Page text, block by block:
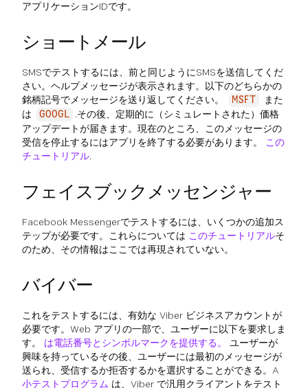
アプリケーションIDです。
ショートメール
SMSでテストするには、前と同じようにSMSを送信してくだ
さい。ヘルプメッセージが表示されます。以下のどちらかの
銘柄記号でメッセージを送り返してください。
MSFT
また
は
GOOGL
.その後、定期的に（シミュレートされた）価格
アップデートが届きます。現在のところ、このメッセージの
受信を停止するにはアプリを終了する必要があります。
この
チュートリアル.
フェイスブックメッセンジャー
Facebook Messengerでテストするには、いくつかの追加ス
テップが必要です。これらについては このチュートリアルそ
のため、その情報はここでは再現されていない。
バイバー
これをテストするには、有効な Viber ビジネスアカウントが
必要です。Web アプリの一部で、ユーザーに以下を要求しま
す。 は電話番号とシンボルマークを提供する。
ユーザーが
興味を持っているその後、ユーザーには最初のメッセージが
送られ、受信するか拒否するかを選択することができる。A
小テストプログラム は、Viber で汎用クライアントをテスト